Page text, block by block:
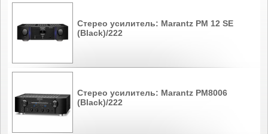
Стерео усилитель: Marantz PM 12 SE
(Black)/222
Стерео усилитель: Marantz PM8006
(Black)/222